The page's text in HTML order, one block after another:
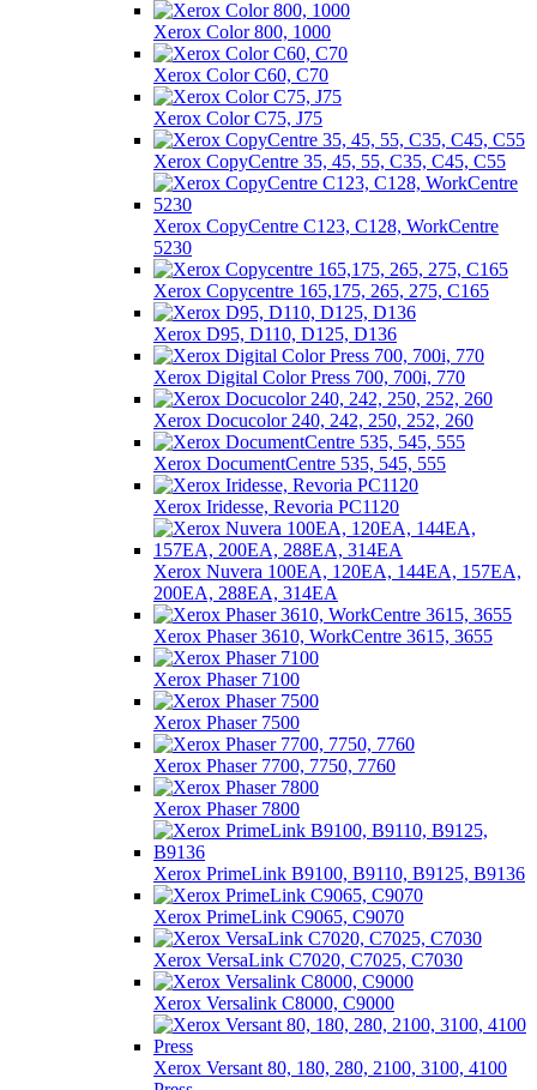
Xerox Color 800, 1000
Xerox Color C60, C70
Xerox Color C75, J75
Xerox CopyCentre 35, 45, 55, C35, C45, C55
Xerox CopyCentre C123, C128, WorkCentre
5230
Xerox Copycentre 165,175, 265, 275, C165
Xerox D95, D110, D125, D136
Xerox Digital Color Press 700, 700i, 770
Xerox Docucolor 240, 242, 250, 252, 260
Xerox DocumentCentre 535, 545, 555
Xerox Iridesse, Revoria PC1120
Xerox Nuvera 100EA, 120EA, 144EA, 157EA,
200EA, 288EA, 314EA
Xerox Phaser 3610, WorkCentre 3615, 3655
Xerox Phaser 7100
Xerox Phaser 7500
Xerox Phaser 7700, 7750, 7760
Xerox Phaser 7800
Xerox PrimeLink B9100, B9110, B9125, B9136
Xerox PrimeLink C9065, C9070
Xerox VersaLink C7020, C7025, C7030
Xerox Versalink C8000, C9000
Xerox Versant 80, 180, 280, 2100, 3100, 4100